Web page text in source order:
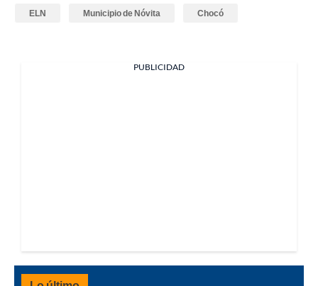
ELN Municipio de Nóvita Chocó
PUBLICIDAD